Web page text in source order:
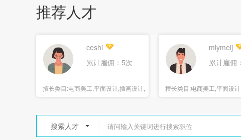
推荐人才
ceshi
累计雇佣：5次
擅长类目:电商美工,平面设计,插画设计,
海报设计
mlymeij
累计雇佣
擅长类目:电商美工,平面设
报设计
搜索人才